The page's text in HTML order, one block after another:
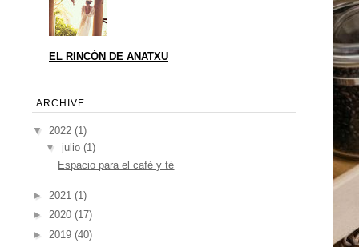
EL RINCÓN DE ANATXU
ARCHIVE
▼ 2022 (1)
▼ julio (1)
Espacio para el café y té
► 2021 (1)
► 2020 (17)
► 2019 (40)